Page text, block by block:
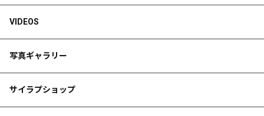
VIDEOS
写真ギャラリー
サイラプショップ